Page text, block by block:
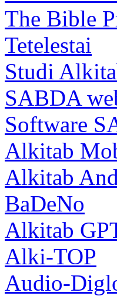
The Bible
Tetelestai
Studi
SABDA
Software
Alkitab
Alkitab
BaDeNo
Alkitab
Alki-TOP
Audio-